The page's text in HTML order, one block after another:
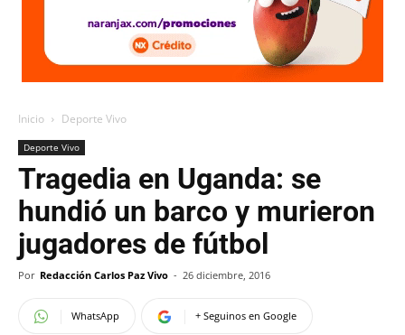
Inicio Deporte Vivo
Deporte Vivo
Tragedia en Uganda: se
hundió un barco y murieron
jugadores de fútbol
Por Redacción Carlos Paz Vivo - 26 diciembre, 2016
WhatsApp + Seguinos en Google